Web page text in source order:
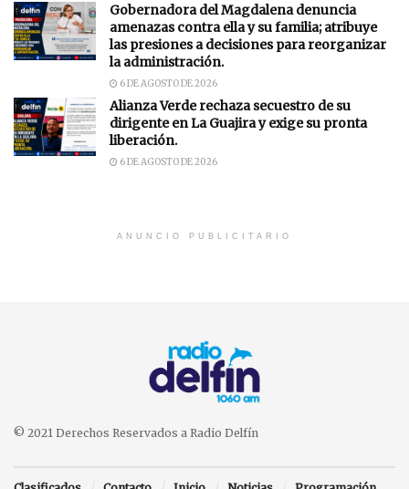
Gobernadora del Magdalena denuncia
amenazas contra ella y su familia; atribuye
las presiones a decisiones para reorganizar
la administración.
6 DE AGOSTO DE 2026
Alianza Verde rechaza secuestro de su
dirigente en La Guajira y exige su pronta
liberación.
6 DE AGOSTO DE 2026
ANUNCIO PUBLICITARIO
© 2021 Derechos Reservados a Radio Delfín